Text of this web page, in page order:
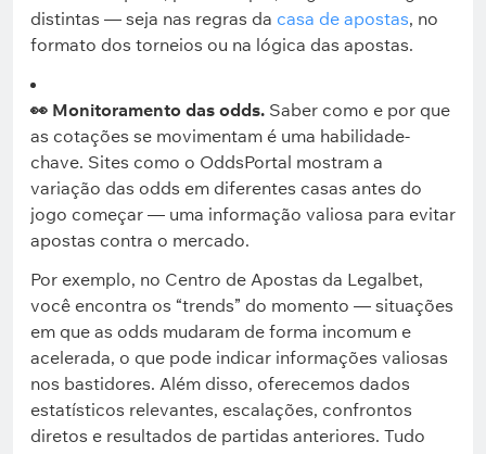
distintas — seja nas regras da casa de apostas, no
formato dos torneios ou na lógica das apostas.
👀 Monitoramento das odds. Saber como e por que
as cotações se movimentam é uma habilidade-
chave. Sites como o OddsPortal mostram a
variação das odds em diferentes casas antes do
jogo começar — uma informação valiosa para evitar
apostas contra o mercado.
Por exemplo, no Centro de Apostas da Legalbet,
você encontra os “trends” do momento — situações
em que as odds mudaram de forma incomum e
acelerada, o que pode indicar informações valiosas
nos bastidores. Além disso, oferecemos dados
estatísticos relevantes, escalações, confrontos
diretos e resultados de partidas anteriores. Tudo